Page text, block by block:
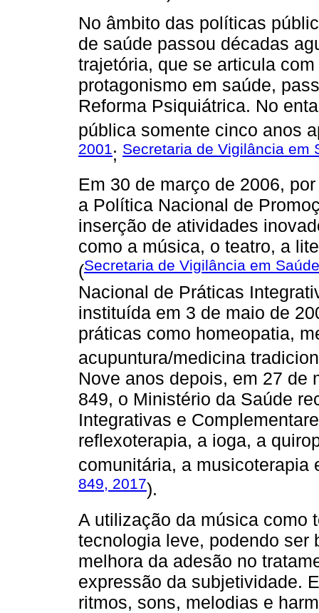
No âmbito das políticas
de saúde passou décadas
trajetória, que se articula
protagonismo em saúde,
Reforma Psiquiátrica. No
pública somente cinco anos
2001; Secretaria de Vigilância em
Em 30 de março de 2006,
a Política Nacional de
inserção de atividades
como a música, o teatro, a
(Secretaria de Vigilância em
Nacional de Práticas
instituída em 3 de maio de
práticas como homeopatia,
acupuntura/medicina
Nove anos depois, em 27 de
849, o Ministério da Saúde
Integrativas e
reflexoterapia, a ioga, a
comunitária, a musicoterapia
849, 2017).
A utilização da música como
tecnologia leve, podendo ser
melhora da adesão no
expressão da subjetividade.
ritmos, sons, melodias e